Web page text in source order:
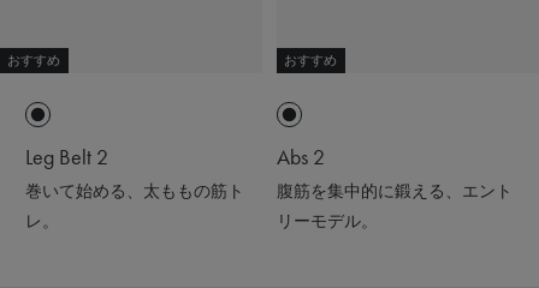
おすすめ
Leg Belt 2
巻いて始める、太ももの筋ト
レ。
おすすめ
Abs 2
腹筋を集中的に鍛える、エント
リーモデル。